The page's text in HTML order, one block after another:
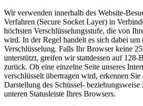
Wir verwenden innerhalb des Website-
Verfahren (Secure Socket Layer) in
höchsten Verschlüsselungsstufe, die von
wird. In der Regel handelt es sich dabei um
Verschlüsselung. Falls Ihr Browser keine
unterstützt, greifen wir stattdessen auf 128-
zurück. Ob eine einzelne Seite unseres
verschlüsselt übertragen wird, erkennen Sie
Darstellung des Schüssel-
unteren Statusleiste Ihres Browsers.